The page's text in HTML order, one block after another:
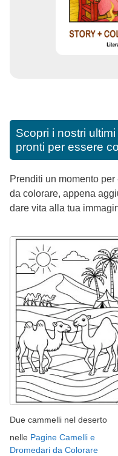
Scopri i nostri
pronti per essere
Prenditi un momento
da colorare, appena
dare vita alla tua
Due cammelli nel deserto
nelle Pagine Camelli e
Dromedari da Colorare